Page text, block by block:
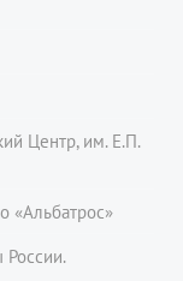
Центр, им. Е.П.
«Альбатрос»